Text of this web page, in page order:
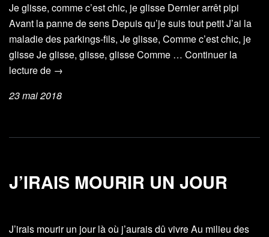
Je glisse, comme c’est chic, je glisse Dernier arrêt pipi
Avant la panne de sens Depuis qu’je suis tout petit J’ai la
maladie des parkings-fils, Je glisse, Comme c’est chic, je
glisse Je glisse, glisse, glisse Comme … Continuer la
lecture de Je
→
23 mai 2018
J’IRAIS MOURIR UN JOUR
J’irais mourir un jour là où j’aurais dû vivre Au milieu des